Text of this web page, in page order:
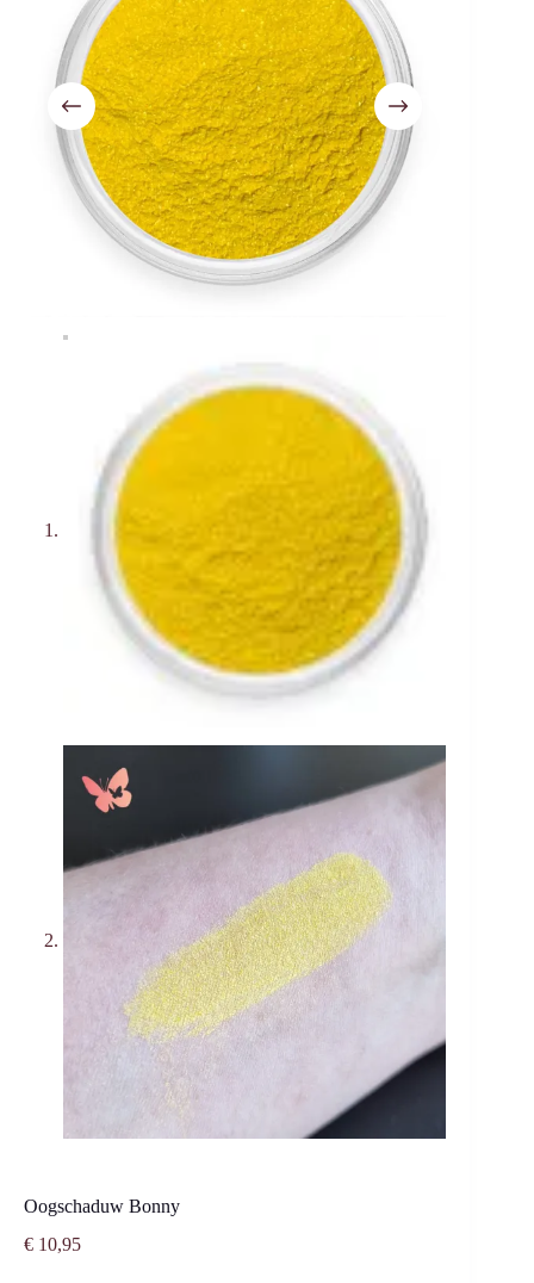
Oogschaduw Bonny
€ 10,95